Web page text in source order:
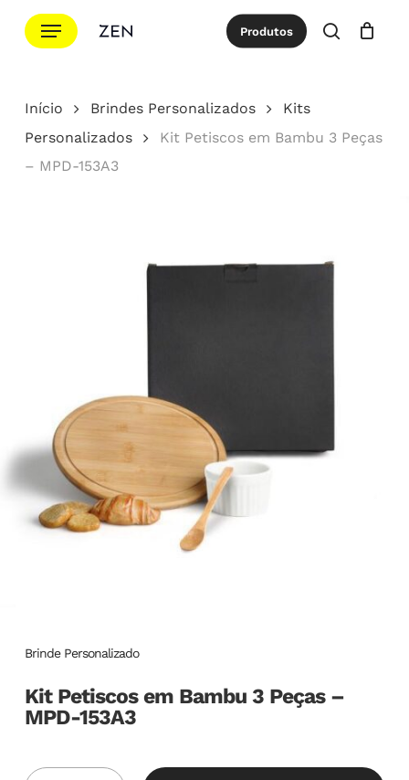
para
principal
Menu Produtos
procurar
Cotação Close
Início Brindes Personalizados
Kits
Personalizados
Kit Petiscos em Bambu 3 Peças
– MPD-153A3
Brinde Personalizado
Kit Petiscos em Bambu 3 Peças –
MPD-153A3